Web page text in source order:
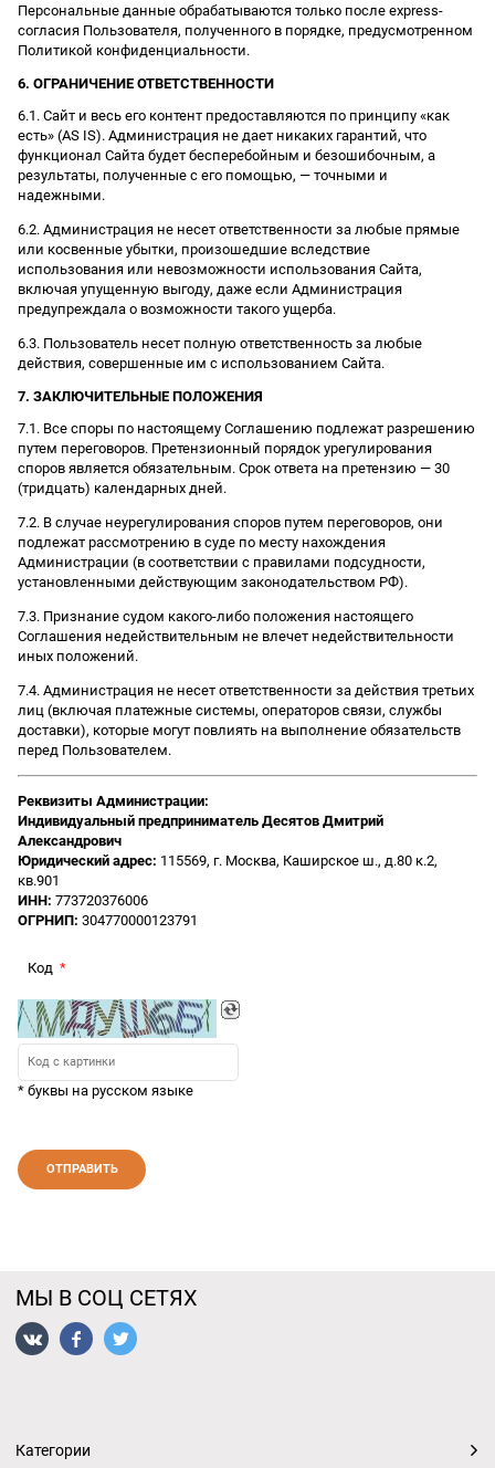
Персональные данные обрабатываются только после express-
согласия Пользователя, полученного в порядке, предусмотренном
Политикой конфиденциальности.
6. ОГРАНИЧЕНИЕ ОТВЕТСТВЕННОСТИ
6.1. Сайт и весь его контент предоставляются по принципу «как
есть» (AS IS). Администрация не дает никаких гарантий, что
функционал Сайта будет бесперебойным и безошибочным, а
результаты, полученные с его помощью, — точными и
надежными.
6.2. Администрация не несет ответственности за любые прямые
или косвенные убытки, произошедшие вследствие
использования или невозможности использования Сайта,
включая упущенную выгоду, даже если Администрация
предупреждала о возможности такого ущерба.
6.3. Пользователь несет полную ответственность за любые
действия, совершенные им с использованием Сайта.
7. ЗАКЛЮЧИТЕЛЬНЫЕ ПОЛОЖЕНИЯ
7.1. Все споры по настоящему Соглашению подлежат разрешению
путем переговоров. Претензионный порядок урегулирования
споров является обязательным. Срок ответа на претензию — 30
(тридцать) календарных дней.
7.2. В случае неурегулирования споров путем переговоров, они
подлежат рассмотрению в суде по месту нахождения
Администрации (в соответствии с правилами подсудности,
установленными действующим законодательством РФ).
7.3. Признание судом какого-либо положения настоящего
Соглашения недействительным не влечет недействительности
иных положений.
7.4. Администрация не несет ответственности за действия третьих
лиц (включая платежные системы, операторов связи, службы
доставки), которые могут повлиять на выполнение обязательств
перед Пользователем.
Реквизиты Администрации:
Индивидуальный предприниматель Десятов Дмитрий
Александрович
Юридический адрес: 115569, г. Москва, Каширское ш., д.80 к.2,
кв.901
ИНН: 773720376006
ОГРНИП: 304770000123791
Код
* буквы на русском языке
МЫ В СОЦ СЕТЯХ
Категории